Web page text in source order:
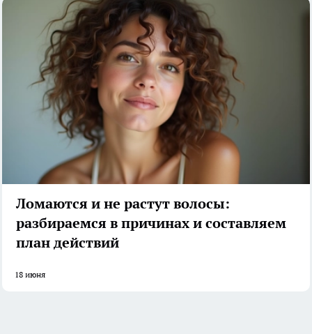
Ломаются и не растут волосы:
разбираемся в причинах и составляем
план действий
18 июня